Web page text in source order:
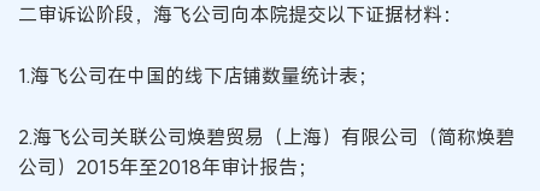
二审诉讼阶段，海飞公司向本院提交以下证据材料：
1.海飞公司在中国的线下店铺数量统计表；
2.海飞公司关联公司焕碧贸易（上海）有限公司（简称焕碧
公司）2015年至2018年审计报告；